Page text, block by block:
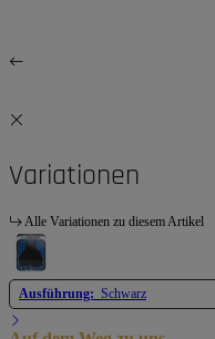
Variationen
Alle Variationen zu diesem Artikel
Ausführung: Schwarz